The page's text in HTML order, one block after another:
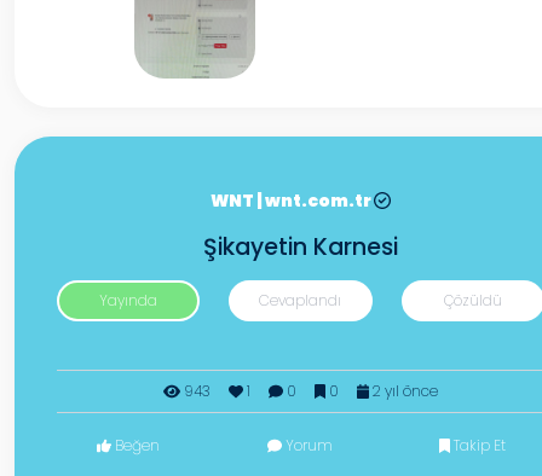
WNT | wnt.com.tr
Şikayetin Karnesi
Yayında Cevaplandı Çözüldü
943 1 0 0 2 yıl önce
Beğen Yorum Takip Et